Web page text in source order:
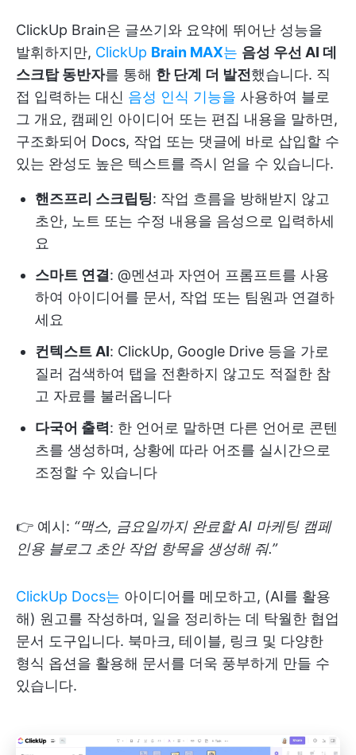
ClickUp Brain은 글쓰기와 요약에 뛰어난 성능을
발휘하지만, ClickUp Brain MAX는 음성 우선 AI 데
스크탑 동반자를 통해 한 단계 더 발전 했습니다. 직
접 입력하는 대신 음성 인식 기능을 사용하여 블로
그 개요, 캠페인 아이디어 또는 편집 내용을 말하면,
구조화되어 Docs, 작업 또는 댓글에 바로 삽입할 수
있는 완성도 높은 텍스트를 즉시 얻을 수 있습니다.
핸즈프리 스크립팅: 작업 흐름을 방해받지 않고
초안, 노트 또는 수정 내용을 음성으로 입력하세
요
스마트 연결 : @멘션과 자연어 프롬프트를 사용
하여 아이디어를 문서, 작업 또는 팀원과 연결하
세요
컨텍스트 AI: ClickUp, Google Drive 등을 가로
질러 검색하여 탭을 전환하지 않고도 적절한 참
고 자료를 불러옵니다
다국어 출력 : 한 언어로 말하면 다른 언어로 콘텐
츠를 생성하며, 상황에 따라 어조를 실시간으로
조정할 수 있습니다
👉 예시: “맥스, 금요일까지 완료할 AI 마케팅 캠페
인용 블로그 초안 작업 항목을 생성해 줘.”
ClickUp Docs는 아이디어를 메모하고, (AI를 활용
해) 원고를 작성하며, 일을 정리하는 데 탁월한 협업
문서 도구입니다. 북마크, 테이블, 링크 및 다양한
형식 옵션을 활용해 문서를 더욱 풍부하게 만들 수
있습니다.